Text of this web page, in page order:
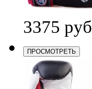
3375 руб
ПРОСМОТРЕТЬ